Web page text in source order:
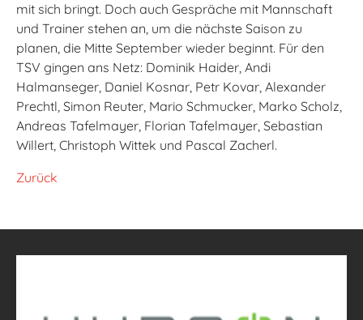
mit sich bringt. Doch auch Gespräche mit Mannschaft
und Trainer stehen an, um die nächste Saison zu
planen, die Mitte September wieder beginnt. Für den
TSV gingen ans Netz: Dominik Haider, Andi
Halmanseger, Daniel Kosnar, Petr Kovar, Alexander
Prechtl, Simon Reuter, Mario Schmucker, Marko Scholz,
Andreas Tafelmayer, Florian Tafelmayer, Sebastian
Willert, Christoph Wittek und Pascal Zacherl.
Zurück